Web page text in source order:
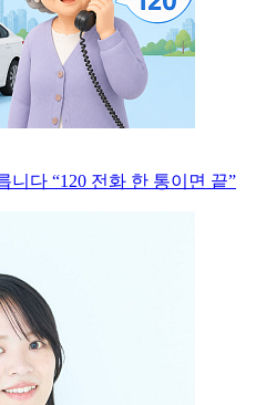
니다 “120 전화 한 통이면 끝”